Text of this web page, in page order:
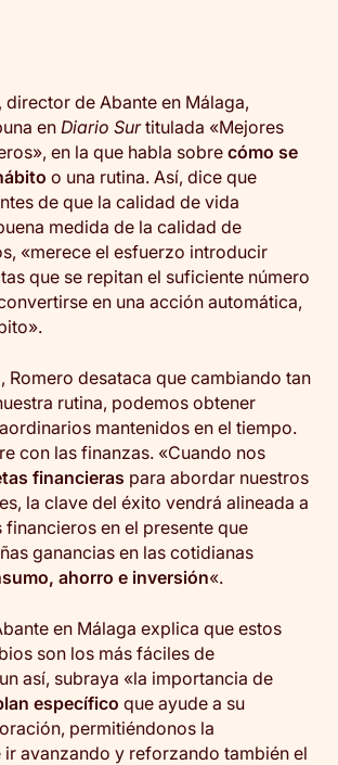
, director de Abante en Málaga,
en Diario Surtitulada «Mejores
en la que habla sobre cómo se
o una rutina. Así, dice que
de que la calidad de vida
medida de la calidad de
«merece el esfuerzo introducir
que se repitan el suficiente número
en una acción automática,
Romero desataca que cambiando tan
rutina, podemos obtener
mantenidos en el tiempo.
con las finanzas. «Cuando nos
financieras para abordar nuestros
la clave del éxito vendrá alineada a
financieros en el presente que
ganancias en las cotidianas
ahorro e inversión«.
en Málaga explica que estos
son los más fáciles de
así, subraya «la importancia de
específico que ayude a su
permitiéndonos la
avanzando y reforzando también el